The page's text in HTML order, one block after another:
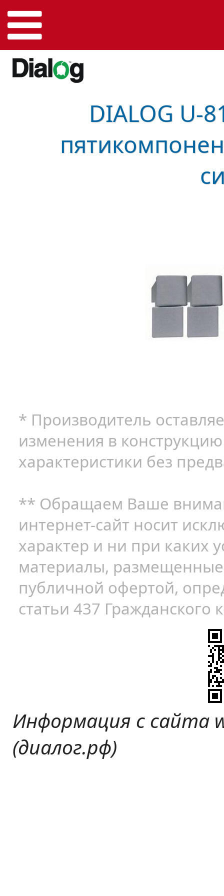
DIALOG U-
* Производитель
изменения в
характеристики без
** Обращаем Ваше
интернет-сайт носит
характер и ни при каких
материалы, размещенные
публичной офертой,
статьи 437 Гражданского
Информация с сайта
(диалог.рф)